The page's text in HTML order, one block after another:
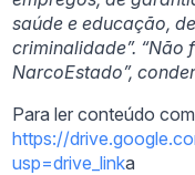
saúde e educação,
criminalidade”. “Não
NarcoEstado”,
Para ler conteúdo
https://
usp=drive_linka